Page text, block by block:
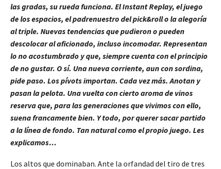
las gradas, su rueda funciona. El Instant Replay, el juego
de los espacios, el padrenuestro del pick&roll o la alegoría
al triple. Nuevas tendencias que pudieron o pueden
descolocar al aficionado, incluso incomodar. Representan
lo no acostumbrado y que, siempre cuenta con el principio
de no gustar. O sí. Una nueva corriente, aun con sordina,
pide paso. Los pívots importan. Cada vez más. Anotan y
pasan la pelota. Una vuelta con cierto aroma de vinos
reserva que, para las generaciones que vivimos con ello,
suena francamente bien. Y todo, por querer sacar partido
a la línea de fondo. Tan natural como el propio juego. Les
explicamos…
Los altos que dominaban. Ante la orfandad del tiro de tres